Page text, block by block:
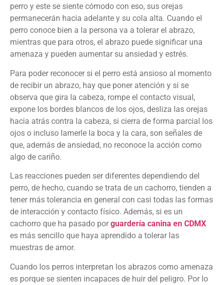
perro y este se siente cómodo con eso, sus orejas
permanecerán hacia adelante y su cola alta. Cuando el
perro conoce bien a la persona va a tolerar el abrazo,
mientras que para otros, el abrazo puede significar una
amenaza y pueden aumentar su ansiedad y estrés.
Para poder reconocer si el perro está ansioso al momento
de recibir un abrazo, hay que poner atención y si se
observa que gira la cabeza, rompe el contacto visual,
expone los bordes blancos de los ojos, desliza las orejas
hacia atrás contra la cabeza, si cierra de forma parcial los
ojos o incluso lamerle la boca y la cara, son señales de
que, además de ansiedad, no reconoce la acción como
algo de cariño.
Las reacciones pueden ser diferentes dependiendo del
perro, de hecho, cuando se trata de un cachorro, tienden a
tener más tolerancia en general con casi todas las formas
de interacción y contacto físico. Además, si es un
cachorro que ha pasado porguardería canina en CDMX
es más sencillo que haya aprendido a tolerar las
muestras de amor.
Cuando los perros interpretan los abrazos como amenaza
es porque se sienten incapaces de huir del peligro. Por lo